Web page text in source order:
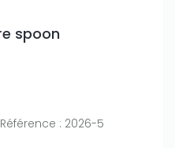
spoon
Référence : 2026-5